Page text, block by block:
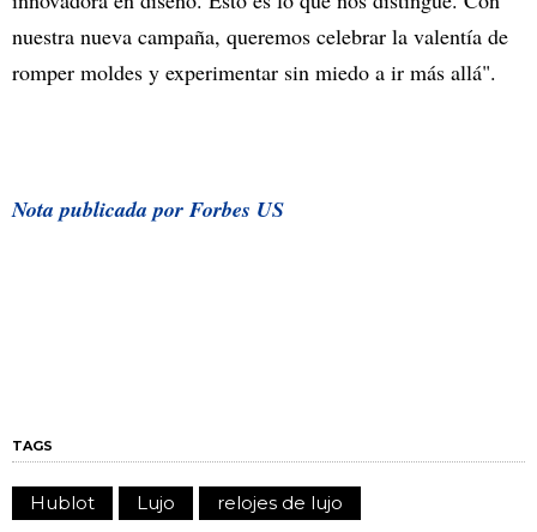
nuestra nueva campaña, queremos celebrar la valentía de
romper moldes y experimentar sin miedo a ir más allá".
Nota publicada por Forbes US
TAGS
Hublot Lujo relojes de lujo